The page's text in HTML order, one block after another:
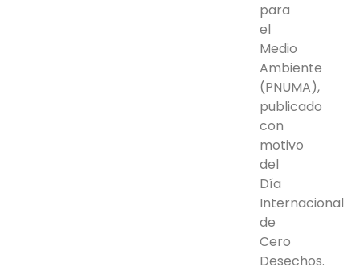
para
el
Medio
Ambiente
(PNUMA),
publicado
con
motivo
del
Día
Internacional
de
Cero
Desechos.